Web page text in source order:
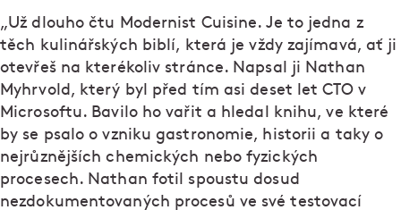
„Už dlouho čtu Modernist Cuisine. Je to jedna z
těch kulinářských biblí, která je vždy zajímavá, ať ji
otevřeš na kterékoliv stránce. Napsal ji Nathan
Myhrvold, který byl před tím asi deset let CTO v
Microsoftu. Bavilo ho vařit a hledal knihu, ve které
by se psalo o vzniku gastronomie, historii a taky o
nejrůznějších chemických nebo fyzických
procesech. Nathan fotil spoustu dosud
nezdokumentovaných procesů ve své testovací